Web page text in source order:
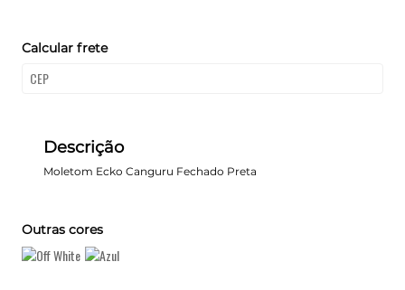
Calcular frete
Descrição
Moletom Ecko Canguru Fechado Preta
Outras cores